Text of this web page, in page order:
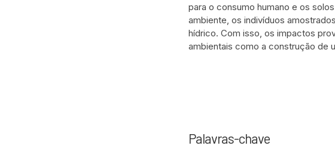
para o consumo humano e os
ambiente, os indivíduos
hídrico. Com isso, os impactos
ambientais como a construção de
Palavras-chave